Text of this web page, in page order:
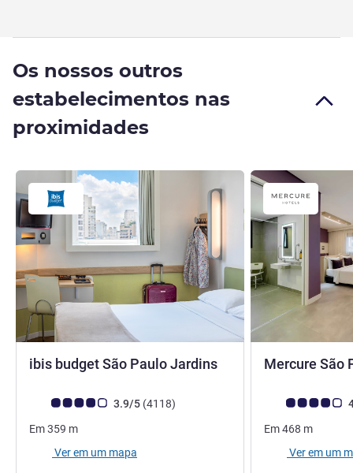
Os nossos outros
estabelecimentos nas
proximidades
ibis budget São Paulo Jardins2 estrelas
Nota clientes Avis (Classificação ALL)
3.9/5 (4118comentários
)
Em359 m
Ver em um mapa
Mercure São
Nota clientes
Em468 m
Ver em um